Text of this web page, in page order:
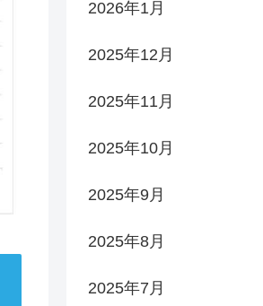
2026年1月
2025年12月
2025年11月
2025年10月
2025年9月
2025年8月
2025年7月